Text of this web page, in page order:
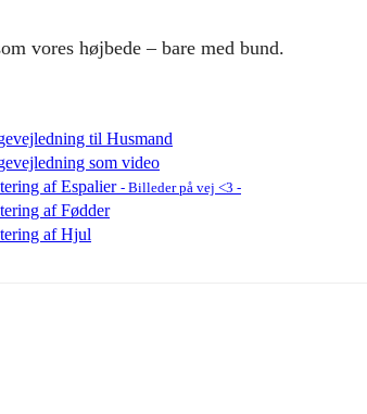
vores højbede – bare med bund.
til Husmand
som video
af Espalier - Billeder på vej <3 -
af Fødder
af Hjul